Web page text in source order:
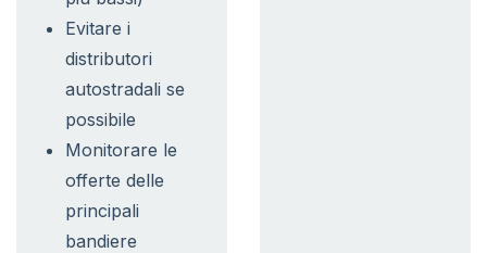
Evitare i
distributori
autostradali se
possibile
Monitorare le
offerte delle
principali
bandiere